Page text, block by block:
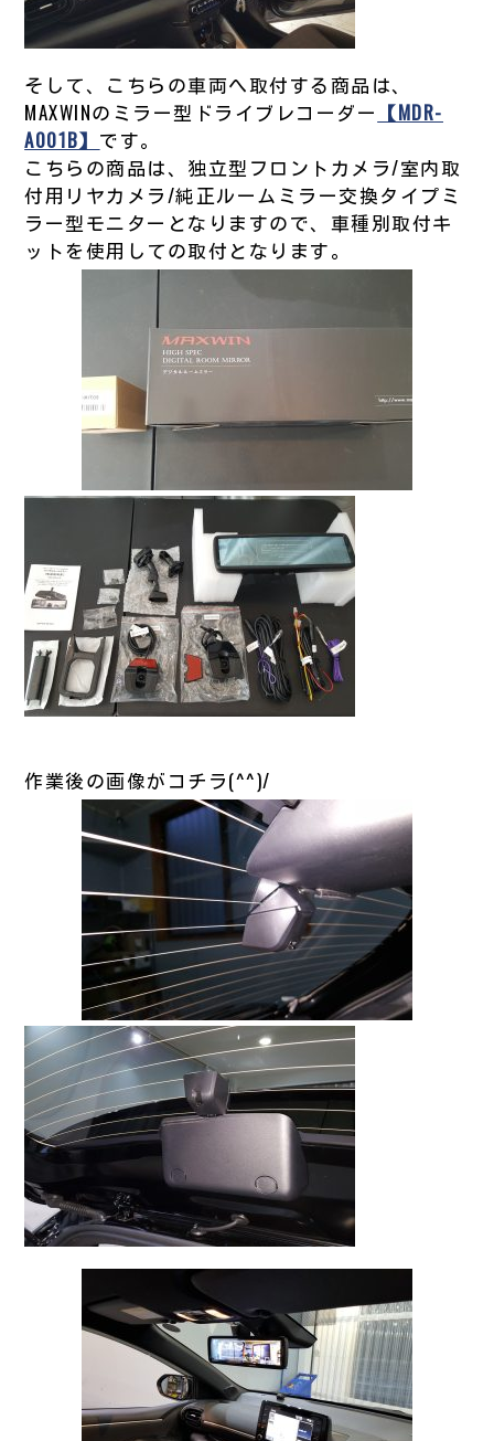
そして、こちらの車両へ取付する商品は、
MAXWINのミラー型ドライブレコーダー 【MDR-
A001B】 です。
こちらの商品は、独立型フロントカメラ/室内取
付用リヤカメラ/純正ルームミラー交換タイプミ
ラー型モニターとなりますので、車種別取付キ
ットを使用しての取付となります。
作業後の画像がコチラ(^^)/